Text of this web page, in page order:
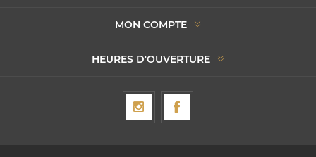
MON COMPTE
HEURES D'OUVERTURE